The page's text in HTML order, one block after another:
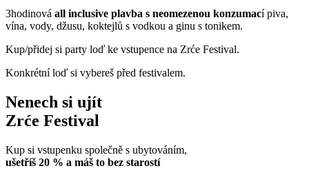
3hodinová all inclusive plavba s neomezenou konzumací piva,
vína, vody, džusu, koktejlů s vodkou a ginu s tonikem.
Kup/přidej si party loď ke vstupence na Zrće Festival.
Konkrétní loď si vybereš před festivalem.
Nenech si ujít
Zrće Festival
Kup si vstupenku společně s ubytováním,
ušetříš 20 % a máš to bez starostí